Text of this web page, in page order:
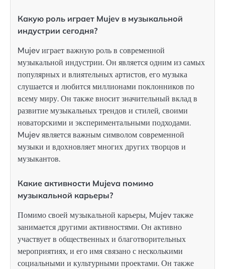
Какую роль играет Mujev в музыкальной
индустрии сегодня?
Mujev играет важную роль в современной
музыкальной индустрии. Он является одним из самых
популярных и влиятельных артистов, его музыка
слушается и любится миллионами поклонников по
всему миру. Он также вносит значительный вклад в
развитие музыкальных трендов и стилей, своими
новаторскими и экспериментальными подходами.
Mujev является важным символом современной
музыки и вдохновляет многих других творцов и
музыкантов.
Какие активности Mujeva помимо
музыкальной карьеры?
Помимо своей музыкальной карьеры, Mujev также
занимается другими активностями. Он активно
участвует в общественных и благотворительных
мероприятиях, и его имя связано с несколькими
социальными и культурными проектами. Он также